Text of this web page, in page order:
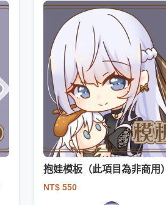
抱娃模板（此項目為非商用）
NT$ 550